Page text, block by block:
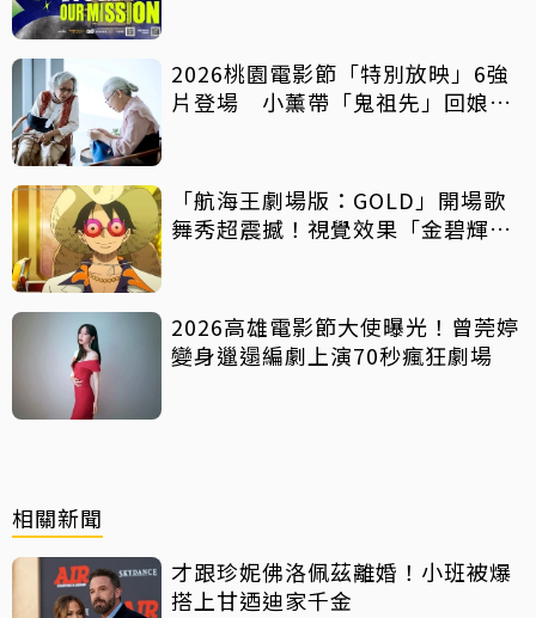
2026桃園電影節「特別放映」6強
片登場 小薰帶「鬼祖先」回娘
「航海王劇場版：GOLD」開場歌
舞秀超震撼！視覺效果「金碧輝
2026高雄電影節大使曝光！曾莞婷
變身邋遢編劇上演70秒瘋狂劇場
相關新聞
才跟珍妮佛洛佩茲離婚！小班被爆
搭上甘迺迪家千金